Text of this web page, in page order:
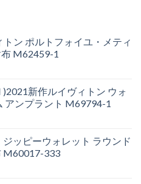
ン ポルトフォイユ・メティ
M62459-1
¥12,900
。
新作ルイヴィトン ウォ
アンプラント M69794-1
のジッピーウォレット ラウンド
M60017-333